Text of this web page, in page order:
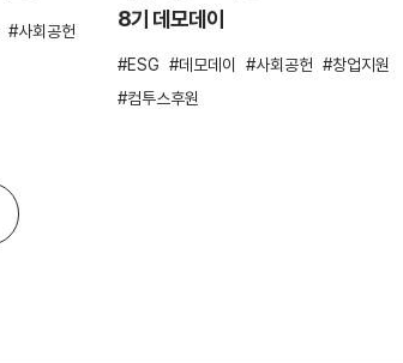
사회공헌
8기 데모데이
ESG 데모데이 사회공헌
창업지원
컴투스후원